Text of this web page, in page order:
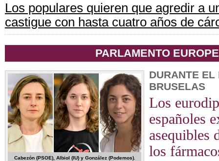
Los populares quieren que agredir a
castigue con hasta cuatro años de
PARLAMENTO
Cabezón (PSOE), Albiol (IU) y González (Podemos).
DURANTE EL
BRUSELAS
Los
españoles
asequibles
los